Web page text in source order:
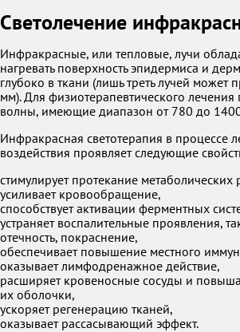
Светолечение
Инфракрасные, или тепловые, лучи
нагревать поверхность эпидермиса и
глубоко в ткани (лишь треть лучей может
мм). Для физиотерапевтического
волны, имеющие диапазон от 780 до
Инфракрасная светотерапия в процессе
воздействия проявляет следующие
стимулирует протекание метаболических
усиливает кровообращение,
способствует активации ферментных
устраняет воспалительные проявления,
отечность, покраснение,
обеспечивает повышение местного
оказывает лимфодренажное действие,
расширяет кровеносные сосуды и
их оболочки,
ускоряет регенерацию тканей,
оказывает рассасывающий эффект.